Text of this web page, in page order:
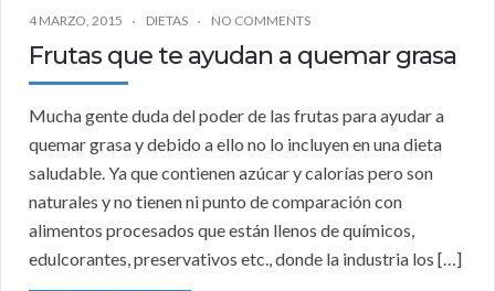
4 MARZO, 2015 DIETAS NO COMMENTS
Frutas que te ayudan a quemar grasa
Mucha gente duda del poder de las frutas para ayudar a
quemar grasa y debido a ello no lo incluyen en una dieta
saludable. Ya que contienen azúcar y calorías pero son
naturales y no tienen ni punto de comparación con
alimentos procesados que están llenos de químicos,
edulcorantes, preservativos etc., donde la industria los […]